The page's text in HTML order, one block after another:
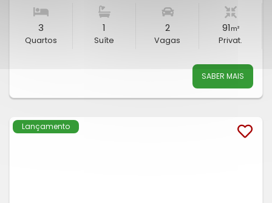
3
Quartos
1
Suíte
2
Vagas
91m²
Privat.
SABER MAIS
Lançamento